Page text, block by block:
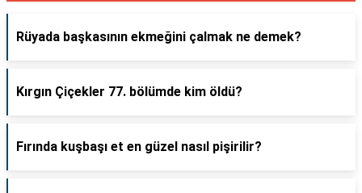
Rüyada başkasının ekmeğini çalmak ne demek?
Kırgın Çiçekler 77. bölümde kim öldü?
Fırında kuşbaşı et en güzel nasıl pişirilir?